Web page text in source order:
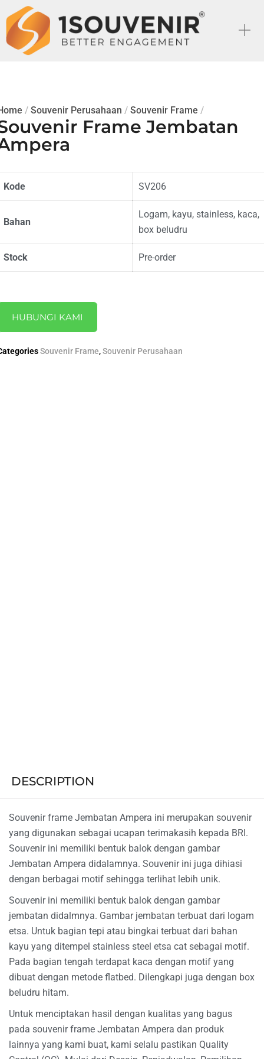
/ Souvenir Perusahaan / Souvenir Frame /
Frame Jembatan
Kode SV206
Bahan
Logam, kayu, stainless, kaca,
box beludru
Stock Pre-order
HUBUNGI KAMI
Souvenir Frame,Souvenir Perusahaan
DESCRIPTION
Souvenir frame Jembatan Ampera ini merupakan souvenir
yang digunakan sebagai ucapan terimakasih kepada BRI.
Souvenir ini memiliki bentuk balok dengan gambar
Jembatan Ampera didalamnya. Souvenir ini juga dihiasi
dengan berbagai motif sehingga terlihat lebih unik.
Souvenir ini memiliki bentuk balok dengan gambar
jembatan didalmnya. Gambar jembatan terbuat dari logam
etsa. Untuk bagian tepi atau bingkai terbuat dari bahan
kayu yang ditempel stainless steel etsa cat sebagai motif.
Pada bagian tengah terdapat kaca dengan motif yang
dibuat dengan metode flatbed. Dilengkapi juga dengan box
beludru hitam.
Untuk menciptakan hasil dengan kualitas yang bagus
pada souvenir frame Jembatan Ampera dan produk
lainnya yang kami buat, kami selalu pastikan Quality